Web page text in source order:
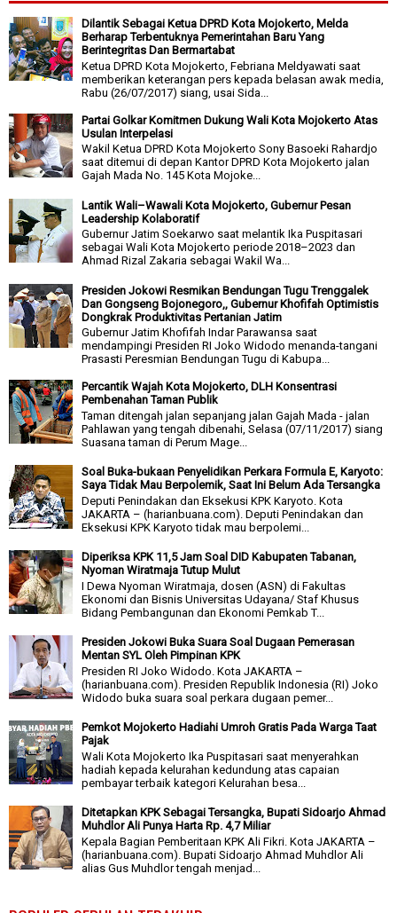
Dilantik Sebagai Ketua DPRD Kota Mojokerto, Melda
Berharap Terbentuknya Pemerintahan Baru Yang
Berintegritas Dan Bermartabat
Ketua DPRD Kota Mojokerto, Febriana Meldyawati saat
memberikan keterangan pers kepada belasan awak media,
Rabu (26/07/2017) siang, usai Sida...
Partai Golkar Komitmen Dukung Wali Kota Mojokerto Atas
Usulan Interpelasi
Wakil Ketua DPRD Kota Mojokerto Sony Basoeki Rahardjo
saat ditemui di depan Kantor DPRD Kota Mojokerto jalan
Gajah Mada No. 145 Kota Mojoke...
Lantik Wali–Wawali Kota Mojokerto, Gubernur Pesan
Leadership Kolaboratif
Gubernur Jatim Soekarwo saat melantik Ika Puspitasari
sebagai Wali Kota Mojokerto periode 2018–2023 dan
Ahmad Rizal Zakaria sebagai Wakil Wa...
Presiden Jokowi Resmikan Bendungan Tugu Trenggalek
Dan Gongseng Bojonegoro,, Gubernur Khofifah Optimistis
Dongkrak Produktivitas Pertanian Jatim
Gubernur Jatim Khofifah Indar Parawansa saat
mendampingi Presiden RI Joko Widodo menanda-tangani
Prasasti Peresmian Bendungan Tugu di Kabupa...
Percantik Wajah Kota Mojokerto, DLH Konsentrasi
Pembenahan Taman Publik
Taman ditengah jalan sepanjang jalan Gajah Mada - jalan
Pahlawan yang tengah dibenahi, Selasa (07/11/2017) siang
Suasana taman di Perum Mage...
Soal Buka-bukaan Penyelidikan Perkara Formula E, Karyoto:
Saya Tidak Mau Berpolemik, Saat Ini Belum Ada Tersangka
Deputi Penindakan dan Eksekusi KPK Karyoto. Kota
JAKARTA – (harianbuana.com). Deputi Penindakan dan
Eksekusi KPK Karyoto tidak mau berpolemi...
Diperiksa KPK 11,5 Jam Soal DID Kabupaten Tabanan,
Nyoman Wiratmaja Tutup Mulut
I Dewa Nyoman Wiratmaja, dosen (ASN) di Fakultas
Ekonomi dan Bisnis Universitas Udayana/ Staf Khusus
Bidang Pembangunan dan Ekonomi Pemkab T...
Presiden Jokowi Buka Suara Soal Dugaan Pemerasan
Mentan SYL Oleh Pimpinan KPK
Presiden RI Joko Widodo. Kota JAKARTA –
(harianbuana.com). Presiden Republik Indonesia (RI) Joko
Widodo buka suara soal perkara dugaan pemer...
Pemkot Mojokerto Hadiahi Umroh Gratis Pada Warga Taat
Pajak
Wali Kota Mojokerto Ika Puspitasari saat menyerahkan
hadiah kepada kelurahan kedundung atas capaian
pembayar terbaik kategori Kelurahan besa...
Ditetapkan KPK Sebagai Tersangka, Bupati Sidoarjo Ahmad
Muhdlor Ali Punya Harta Rp. 4,7 Miliar
Kepala Bagian Pemberitaan KPK Ali Fikri. Kota JAKARTA –
(harianbuana.com). Bupati Sidoarjo Ahmad Muhdlor Ali
alias Gus Muhdlor tengah menjad...